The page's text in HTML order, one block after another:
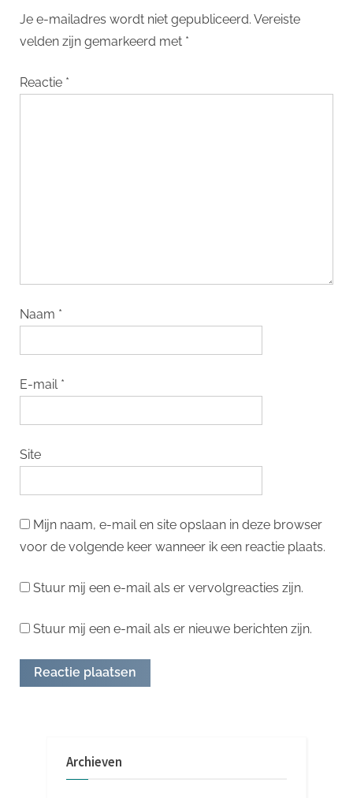
Je e-mailadres wordt niet gepubliceerd. Vereiste
velden zijn gemarkeerd met *
Reactie *
Naam *
E-mail *
Site
Mijn naam, e-mail en site opslaan in deze browser
voor de volgende keer wanneer ik een reactie plaats.
Stuur mij een e-mail als er vervolgreacties zijn.
Stuur mij een e-mail als er nieuwe berichten zijn.
Archieven